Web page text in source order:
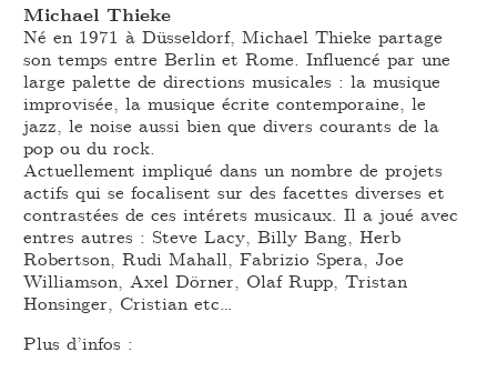
Michael Thieke
Né en 1971 à Düsseldorf, Michael Thieke partage
son temps entre Berlin et Rome. Influencé par une
large palette de directions musicales : la musique
improvisée, la musique écrite contemporaine, le
jazz, le noise aussi bien que divers courants de la
pop ou du rock.
Actuellement impliqué dans un nombre de projets
actifs qui se focalisent sur des facettes diverses et
contrastées de ces intérets musicaux. Il a joué avec
entres autres : Steve Lacy, Billy Bang, Herb
Robertson, Rudi Mahall, Fabrizio Spera, Joe
Williamson, Axel Dörner, Olaf Rupp, Tristan
Honsinger, Cristian etc…
Plus d’infos :